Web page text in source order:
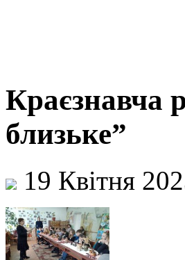
Краєзнавча
близьке”
19 Квітня